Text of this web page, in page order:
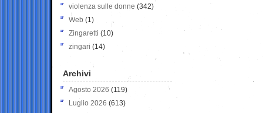
violenza sulle donne (342)
Web (1)
Zingaretti (10)
zingari (14)
Archivi
Agosto 2026 (119)
Luglio 2026 (613)